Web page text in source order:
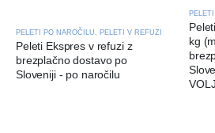
PELETI PO NAROČILU PELETI V REFUZI
Peleti Ekspres v refuzi z
brezplačno dostavo po
Sloveniji - po naročilu
kg